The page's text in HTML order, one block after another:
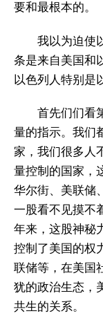
要和最根本的。
我以为迫使
条是来自美国和
以色列人特别是
首先们们看
量的指示。我们
家，我们很多人
量控制的国家，
华尔街、美联储
一股看不见摸不
年来，这股神秘
控制了美国的权
联储等，在美国
犹的政治生态，
共生的关系。